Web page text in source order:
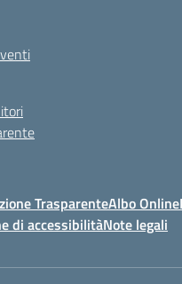
TrasparenteAlbo Online
di accessibilitàNote legali